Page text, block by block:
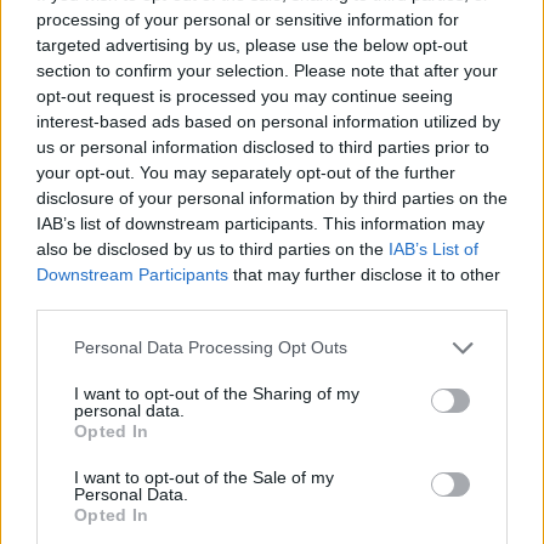
processing of your personal or sensitive information for
targeted advertising by us, please use the below opt-out
section to confirm your selection. Please note that after your
opt-out request is processed you may continue seeing
interest-based ads based on personal information utilized by
us or personal information disclosed to third parties prior to
your opt-out. You may separately opt-out of the further
disclosure of your personal information by third parties on the
IAB’s list of downstream participants. This information may
also be disclosed by us to third parties on the IAB’s List of
Downstream Participants that may further disclose it to other
Please note that this website/app uses one or more Google
not limited to your visit or usage behaviour. You may click to
grant or deny consent to Google and its third-party tags to
use your data for below specified purposes in below Google
consent section.
Personal Data Processing Opt Outs
I want to opt-out of the Sharing of my
personal data.
Opted In
I want to opt-out of the Sale of my
Personal Data.
Opted In
következménye. De Meo kudarca, hogy felismerje és
orvosolja a Laurent Rossi által két és fél év alatt
elkövetett hibákat, megbocsáthatatlan. De Meo saját
hibáinak el nem ismerése és a Rossi kinevezéséről
hozott rossz döntése jelentős károkat okozott az Alpine-
nak és az egész Renault csoportnak. Hovatovább, De
Meónak még ahhoz sem volt meg a bátorsága, hogy maga
jelentse be az F1-es motorgyártás befejezését, ami
tükrözi a gyávaságát és a felelősség alóli kibúvását” –írja
Chauty.